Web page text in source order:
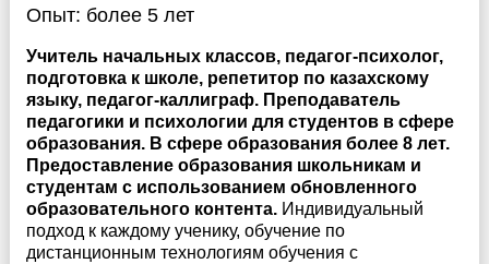
Опыт: более 5 лет
Учитель начальных классов, педагог-психолог,
подготовка к школе, репетитор по казахскому
языку, педагог-каллиграф. Преподаватель
педагогики и психологии для студентов в сфере
образования. В сфере образования более 8 лет.
Предоставление образования школьникам и
студентам с использованием обновленного
образовательного контента. Индивидуальный
подход к каждому ученику, обучение по
дистанционным технологиям обучения с